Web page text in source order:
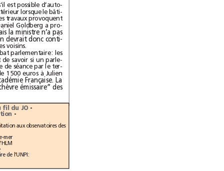
Une discussion a eu lieu sur la question de savoir s’il est possible d’auto-
riser un propriétaire à réaliser une isolation par l’extérieur lorsque le bâti-
ment est situé en limite de propriété et donc que les travaux provoquent
un empiétement sur le terrain voisin. Le député Daniel Goldberg a pro-
er une servitude, mais la ministre n’a pas
souhaité s’engager dans cette voie et la question devrait donc conti-
er de la négociation entre propriétaires voisins.
On appréciera par ailleurs la grande qualité du débat parlementaire: les
députés se sont écharpés le 7octobre sur le point de savoir si un parle-
mentaire avait le droit de s’adresser à la présidente de séance par le ter-
me “Madame le Président”. Sanction appliquée de 1500euros à Julien
bien que cet usage soit autorisé par l’Académie Française. La
présidente de séance risque fort de devenir la “chèvre émissaire” des
Nominations - Au fil du JO -
Réglementation -
Transmission des données sur les baux d’habitation aux observatoires des
Revalorisation des APL: Avantage fiscal outre-mer
Règles comptables des OPH et des sociétés d’HLM